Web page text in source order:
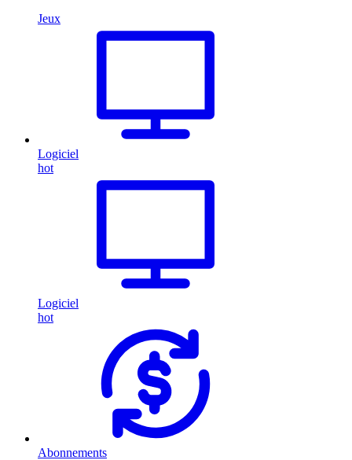
Jeux
Logiciel
hot
Logiciel
hot
Abonnements